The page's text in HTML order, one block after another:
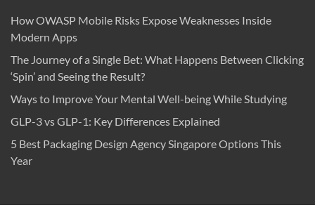
How OWASP Mobile Risks Expose Weaknesses Inside
Modern Apps
The Journey of a Single Bet: What Happens Between Clicking
‘Spin’ and Seeing the Result?
Ways to Improve Your Mental Well-being While Studying
GLP-3 vs GLP-1: Key Differences Explained
5 Best Packaging Design Agency Singapore Options This
Year